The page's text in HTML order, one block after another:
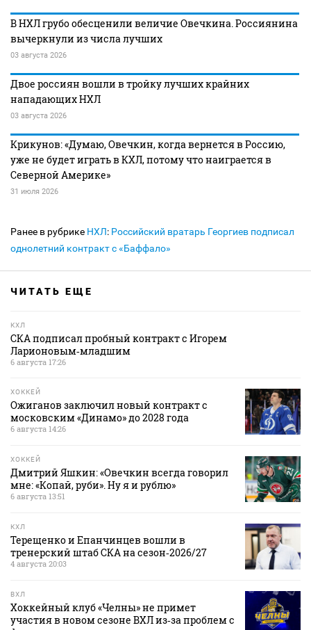
В НХЛ грубо обесценили величие Овечкина. Россиянина
вычеркнули из числа лучших
03 августа 2026
Двое россиян вошли в тройку лучших крайних
нападающих НХЛ
03 августа 2026
Крикунов: «Думаю, Овечкин, когда вернется в Россию,
уже не будет играть в КХЛ, потому что наиграется в
Северной Америке»
31 июля 2026
Ранее в рубрике НХЛ: Российский вратарь Георгиев подписал
однолетний контракт с «Баффало»
ЧИТАТЬ ЕЩЕ
КХЛ
СКА подписал пробный контракт с Игорем
Ларионовым‑младшим
6 августа 17:26
ХОККЕЙ
Ожиганов заключил новый контракт с
московским «Динамо» до 2028 года
6 августа 14:26
ХОККЕЙ
Дмитрий Яшкин: «Овечкин всегда говорил
мне: «Копай, руби». Ну я и рублю»
6 августа 13:51
КХЛ
Терещенко и Епанчинцев вошли в
тренерский штаб СКА на сезон‑2026/27
4 августа 20:03
ВХЛ
Хоккейный клуб «Челны» не примет
участия в новом сезоне ВХЛ из‑за проблем с